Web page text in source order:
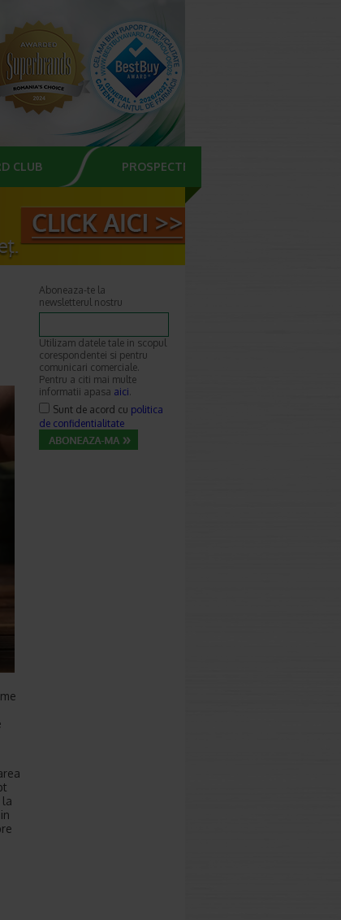
CLUB PROSPECTE
Aboneaza-te la
newsletterul nostru
Utilizam datele tale in scopul
corespondentei si pentru
comunicari comerciale.
Pentru a citi mai multe
informatii apasa aici.
Sunt de acord cu politica
de confidentialitate